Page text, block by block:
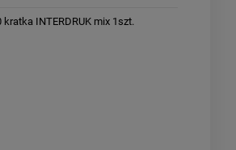
kratka INTERDRUK mix 1szt.